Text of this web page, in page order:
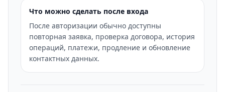
Что можно сделать после входа
После авторизации обычно доступны
повторная заявка, проверка договора, история
операций, платежи, продление и обновление
контактных данных.